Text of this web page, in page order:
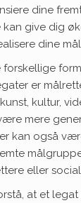
dine
kan give dig
dine
forskellige
er
kultur,
mere
kan også
eller
at et